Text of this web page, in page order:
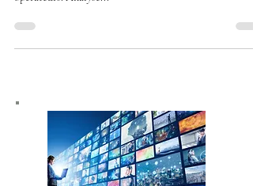
Mission d’assistance et de conseil pour la renégociation
portefeuilles de baux immobiliers de l’État et de ses